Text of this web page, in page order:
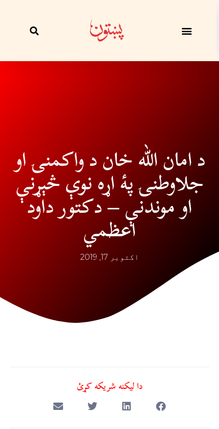
د امان الله خان د واکمنۍ او
جلاوطنۍ پۀ اړه نوې څېړنې
او موندنې – دکتور داود
اعظمي
اکتوبر 17, 2019
دا ليکنه شريکه کړئ